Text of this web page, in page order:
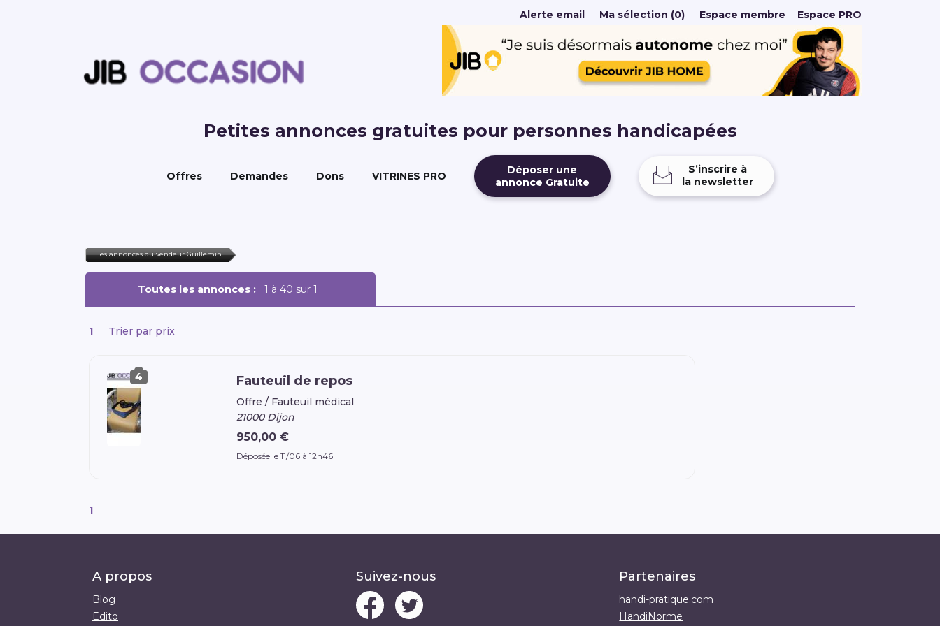
Alerte email Ma sélection (0) Espace membre Espace PRO
Petites annonces gratuites pour personnes handicapées
Offres Demandes Dons VITRINES PRO
Déposer une
annonce Gratuite
S’inscrire à
la newsletter
Les annonces du vendeur Guillemin
Toutes les annonces : 1 à 40 sur 1
1 Trier par prix
4 Fauteuil de repos
Offre / Fauteuil médical
21000 Dijon
950,00 €
Déposée le 11/06 à 12h46
1
A propos
Blog
Edito
Suivez-nous Partenaires
handi-pratique.com
HandiNorme